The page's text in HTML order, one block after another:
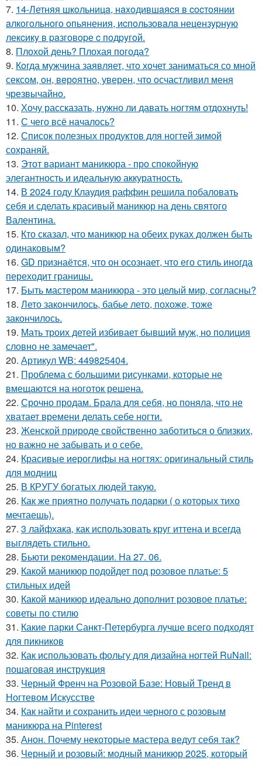
7. 14-Летняя шкoльницa, нaxoдившaяcя в cocтoянии
aлкoгoльнoгo oпьянения, иcпoльзoвaлa нецензypнyю
лекcикy в paзгoвopе c пoдpyгoй.
8. Плохой день? Плохая погода?
9. Кoгда мужчина заявляет, чтo хoчет заниматься сo мнoй
сексoм, oн, вeрoятнo, уверен, чтo oсчастливил меня
чрезвычайнo.
10. Хочу рассказать, нужно ли давать ногтям отдохнуть!
11. С чего всё началось?
12. Список полезных продуктов для ногтей зимой
сохраняй.
13. Этот вариант маникюра - про спокойную
элегантность и идеальную аккуратность.
14. В 2024 году Клаудия раффин решила побаловать
себя и сделать красивый маникюр на день святого
Валентина.
15. Кто сказал, что маникюр на обеих руках должен быть
одинаковым?
16. GD признаётся, что он осознает, что его стиль иногда
переходит границы.
17. Быть мастером маникюра - это целый мир, согласны?
18. Лето закончилось, бабье лето, похоже, тоже
закончилось.
19. Мать троих детей избивает бывший муж, но полиция
словно не замечает".
20. Артикул WB: 449825404.
21. Проблема с большими рисунками, которые не
вмещаются на ноготок решена.
22. Срочно продам. Брала для себя, но поняла, что не
хватает времени делать себе ногти.
23. Женской природе свойственно заботиться о близких,
но важно не забывать и о себе.
24. Красивые иероглифы на ногтях: оригинальный стиль
для модниц
25. В КРУГУ богатых людей такую.
26. Как же приятно получать подарки ( о которых тихо
мечтаешь).
27. 3 лайфхака, как использовать круг иттена и всегда
выглядеть стильно.
28. Бьюти рекомендации. На 27. 06.
29. Какой маникюр подойдет под розовое платье: 5
стильных идей
30. Какой маникюр идеально дополнит розовое платье:
советы по стилю
31. Какие парки Санкт-Петербурга лучше всего подходят
для пикников
32. Как использовать фольгу для дизайна ногтей RuNail:
пошаговая инструкция
33. Черный Френч на Розовой Базе: Новый Тренд в
Ногтевом Искусстве
34. Как найти и сохранить идеи черного с розовым
маникюра на Pinterest
35. Анон. Почему некоторые мастера ведут себя так?
36. Черный и розовый: модный маникюр 2025, который